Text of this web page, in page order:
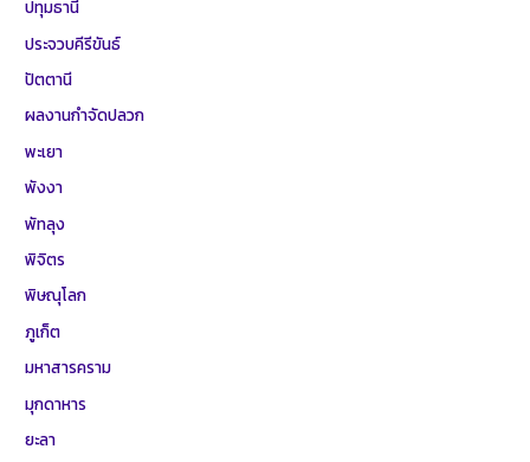
ปทุมธานี
ประจวบคีรีขันธ์
ปัตตานี
ผลงานกำจัดปลวก
พะเยา
พังงา
พัทลุง
พิจิตร
พิษณุโลก
ภูเก็ต
มหาสารคราม
มุกดาหาร
ยะลา